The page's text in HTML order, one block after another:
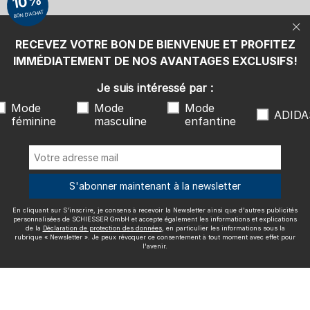
également les informations et explications de la
protection des données, en particulier les informations sous la
rubrique « Newsletter ». Je peux révoquer ce consentement à tout
Nous livrons avec
Excellente qualité
Plus d'informations sur nos évaluations
RECEVEZ VOTRE BON DE BIENVENUE ET PROFITEZ
IMMÉDIATEMENT DE NOS AVANTAGES EXCLUSIFS!
BON D'ACHAT
Je suis intéressé par :
Mode
féminine
Mode
masculine
Mode
enfantine
S'abonner maintenant à la newsletter
En cliquant sur S'inscrire, je consens à recevoir la Newsletter ainsi que d'autres publicités
personnalisées de SCHIESSER GmbH et accepte également les informations et explications
de la Déclaration de protection des données, en particulier les informations sous la
rubrique « Newsletter ». Je peux révoquer ce consentement à tout moment avec effet pour
l'avenir.